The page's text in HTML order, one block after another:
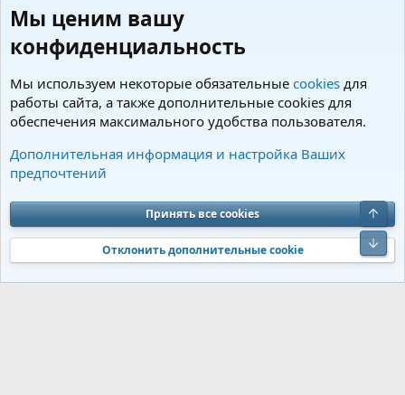
Теги
Cookies Charm by DCom
Обратная связь
Условия и правила
Политика конфиденциальности
Помощь
S
S
Community platform by XenForo® © 2010-2026 XenForo Ltd. Перевод от
Jumuro®|Media embeds via s9e/MediaSites
Мы ценим вашу
конфиденциальность
Мы используем некоторые обязательные cookies для
работы сайта, а также дополнительные cookies для
обеспечения максимального удобства пользователя.
Дополнительная информация и настройка Ваших
предпочтений
Принять все cookies
Отклонить дополнительные cookie
Верх
Низ